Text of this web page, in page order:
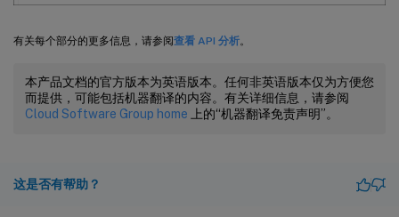
有关每个部分的更多信息，请参阅查看 API 分析。
本产品文档的官方版本为英语版本。任何非英语版本仅为方便您
而提供，可能包括机器翻译的内容。有关详细信息，请参阅
Cloud Software Group home 上的“机器翻译免责声明”。
这是否有帮助？